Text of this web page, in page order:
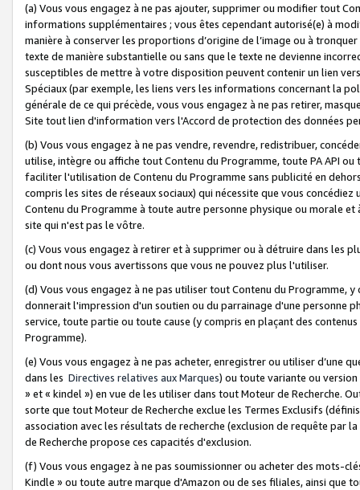
(a) Vous vous engagez à ne pas ajouter, supprimer ou modifier tout
informations supplémentaires ; vous êtes cependant autorisé(e) à
manière à conserver les proportions d’origine de l’image ou à
texte de manière substantielle ou sans que le texte ne devienne
susceptibles de mettre à votre disposition peuvent contenir un lien
Spéciaux (par exemple, les liens vers les informations concernant la
générale de ce qui précède, vous vous engagez à ne pas retirer,
Site tout lien d'information vers l'Accord de protection des données
(b) Vous vous engagez à ne pas vendre, revendre, redistribuer,
utilise, intègre ou affiche tout Contenu du Programme, toute PA API
faciliter l'utilisation de Contenu du Programme sans publicité en
compris les sites de réseaux sociaux) qui nécessite que vous
Contenu du Programme à toute autre personne physique ou morale
site qui n'est pas le vôtre.
(c) Vous vous engagez à retirer et à supprimer ou à détruire dans les
ou dont nous vous avertissons que vous ne pouvez plus l'utiliser.
(d) Vous vous engagez à ne pas utiliser tout Contenu du Programme,
donnerait l'impression d'un soutien ou du parrainage d'une personne
service, toute partie ou toute cause (y compris en plaçant des
Programme).
(e) Vous vous engagez à ne pas acheter, enregistrer ou utiliser d’une
dans les Directives relatives aux Marques) ou toute variante ou
» et « kindel ») en vue de les utiliser dans tout Moteur de Recherche.
sorte que tout Moteur de Recherche exclue les Termes Exclusifs
association avec les résultats de recherche (exclusion de requête
de Recherche propose ces capacités d'exclusion.
(f) Vous vous engagez à ne pas soumissionner ou acheter des mots-
Kindle » ou toute autre marque d'Amazon ou de ses filiales, ainsi que